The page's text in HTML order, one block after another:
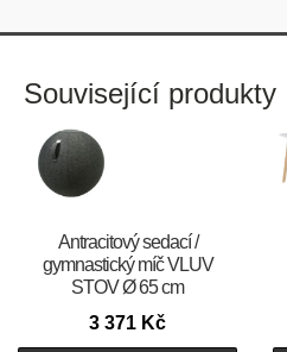
Související produkty
Antracitový sedací /
gymnastický míč VLUV
STOV Ø 65 cm
3 371 Kč